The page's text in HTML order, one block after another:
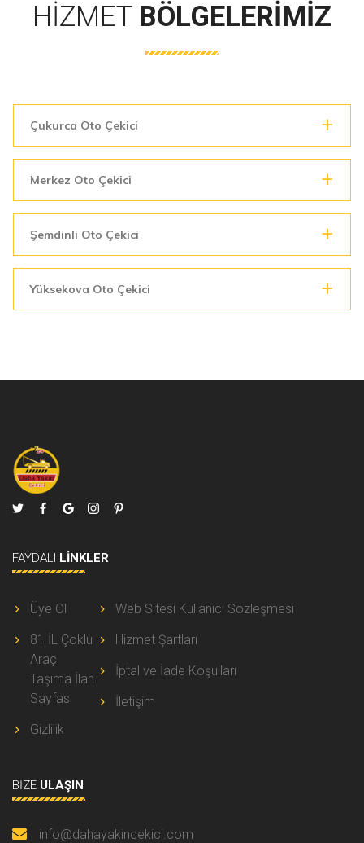
HIZMET BÖLGELERIMIZ
Çukurca Oto Çekici
Merkez Oto Çekici
Şemdinli Oto Çekici
Yüksekova Oto Çekici
FAYDALI LINKLER
Üye Ol
81 İL Çoklu
Araç
Taşıma İlan
Sayfası
Gizlilik
Web Sitesi Kullanıcı Sözleşmesi
Hizmet Şartları
İptal ve İade Koşulları
İletişim
BIZE ULAŞIN
info@dahayakincekici.com